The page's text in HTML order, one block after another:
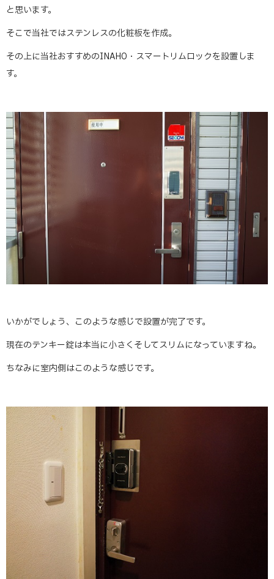
と思います。
そこで当社ではステンレスの化粧板を作成。
その上に当社おすすめのINAHO・スマートリムロックを設置しま
す。
いかがでしょう、このような感じで設置が完了です。
現在のテンキー錠は本当に小さくそしてスリムになっていますね。
ちなみに室内側はこのような感じです。